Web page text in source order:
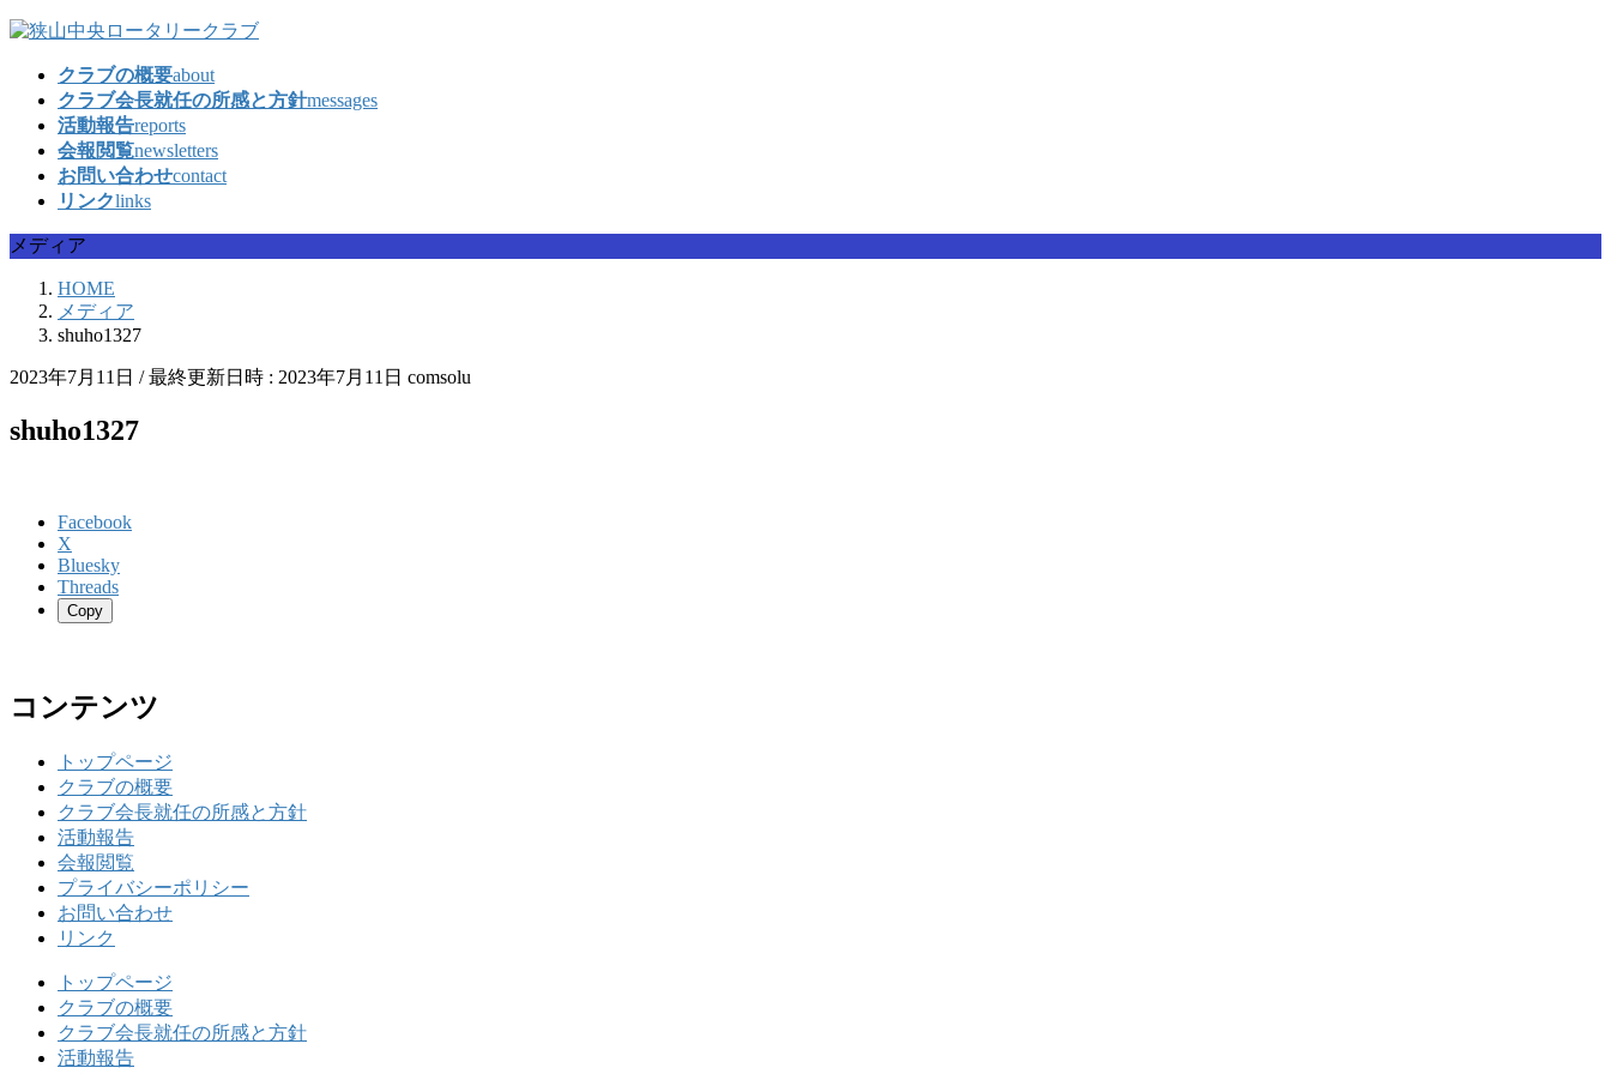
コ
ッ
プ
ナ
移
動
クラブの概要about
クラブ会長就任の所感と方針messages
活動報告reports
会報閲覧newsletters
お問い合わせcontact
リンクlinks
メディア
HOME
メディア
shuho1327
2023年7月11日 / 最終更新日時 : 2023年7月11日 comsolu
shuho1327
Facebook
X
Bluesky
Threads
Copy
コンテンツ
トップページ
クラブの概要
クラブ会長就任の所感と方針
活動報告
会報閲覧
プライバシーポリシー
お問い合わせ
リンク
トップページ
クラブの概要
クラブ会長就任の所感と方針
活動報告